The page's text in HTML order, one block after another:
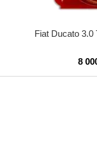
Fiat Ducato 3.0
8